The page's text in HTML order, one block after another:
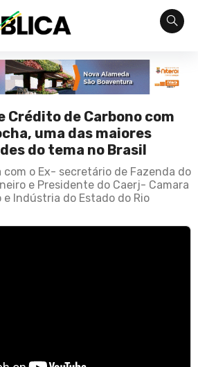
Crédito de Carbono com
uma das maiores
do tema no Brasil
o Ex- secretário de Fazenda do
e Presidente do Caerj- Camara
e Indústria do Estado do Rio